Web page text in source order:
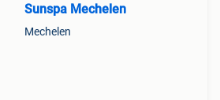
Sunspa Mechelen
Mechelen